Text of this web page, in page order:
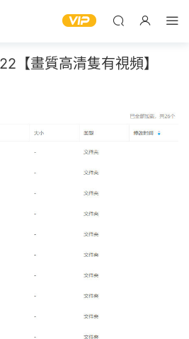
【畫質高清隻有視頻】